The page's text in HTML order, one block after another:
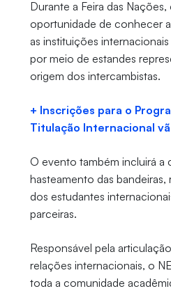
Durante a Feira das
oportunidade de conhecer
as instituições
por meio de estandes
origem dos intercambistas.
+ Inscrições para o
Titulação Internacional
O evento também incluirá a
hasteamento das
dos estudantes
parceiras.
Responsável pela
relações internacionais, o
toda a comunidade